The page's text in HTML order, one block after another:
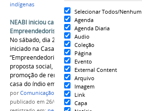
Selecionar Todos/Nenhum
Agenda
Agenda Diaria
Audio
Coleção
Página
Evento
External Content
Arquivo
Imagem
Link
Capa
indígenas
NEABI iniciou capacitação em
Empreendedorismo Sustentável
No sábado, dia 24 de setembro de 2022, foi
iniciado na Casa do Índio o projeto intitulado:
“Empreendedorismo sustentável - Uma
proposta social, econômica e ambiental para
promoção de renda de mulheres indígenas na
casa do índio em Parintins – Amazonas”.
porComunicação CPR
publicado em 26/09/2022